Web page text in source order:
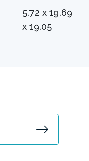
5.72 x 19.69
x 19.05